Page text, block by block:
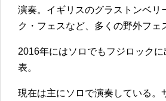
演奏。イギリスのグラストンベ
ク・フェスなど、多くの野外フェ
2016年にはソロでもフジロック
表。
現在は主にソロで演奏している